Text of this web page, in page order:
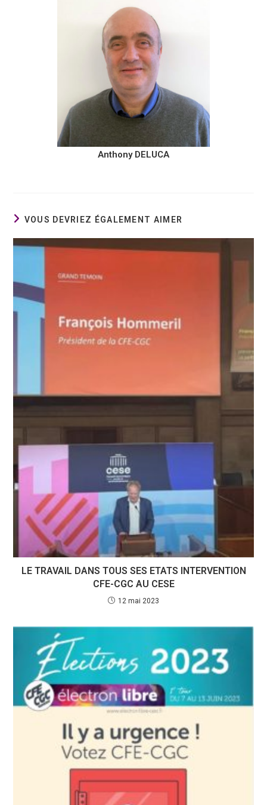
Anthony DELUCA
VOUS DEVRIEZ ÉGALEMENT AIMER
LE TRAVAIL DANS TOUS SES ETATS INTERVENTION
CFE-CGC AU CESE
12 mai 2023